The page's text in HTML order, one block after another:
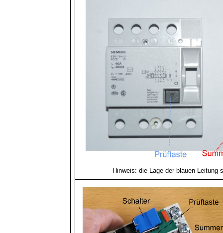
Hinweis: die Lage der blauen